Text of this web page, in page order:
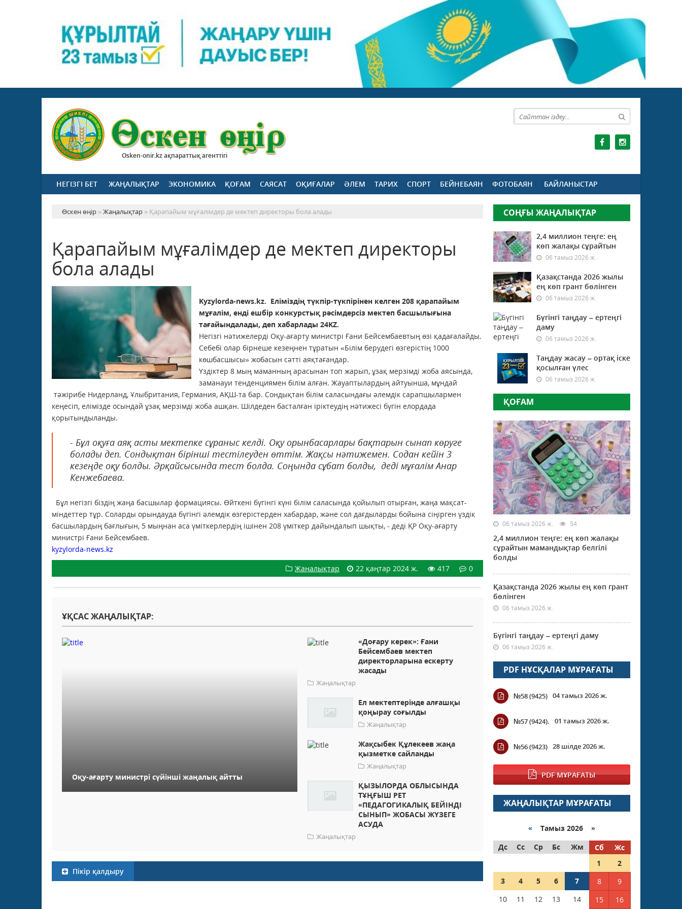
Osken-onir.kz ақпараттық агенттігі
НЕГІЗГІ БЕТ ЖАҢАЛЫҚТАР ЭКОНОМИКА ҚОҒАМ САЯСАТ ОҚИҒАЛАР ӘЛЕМ ТАРИХ СПОРТ БЕЙНЕБАЯН ФОТОБАЯН БАЙЛАНЫСТАР
Өскен өңір »Жаңалықтар » Қарапайым мұғалімдер де мектеп директоры бола алады
Қарапайым мұғалімдер де мектеп директоры
бола алады
Kyzylorda-news.kz. Еліміздің түкпір-түкпірінен келген 208 қарапайым
мұғалім, енді ешбір конкурстық рәсімдерсіз мектеп басшылығына
тағайындалады, деп хабарлады 24KZ.
Негізгі нәтижелерді Оқу-ағарту министрі Ғани Бейсембаевтың өзі қадағалайды.
Себебі олар бірнеше кезеңнен тұратын «Білім берудегі өзгерістің 1000
көшбасшысы» жобасын сәтті аяқтағандар.
Үздіктер 8 мың маманның арасынан топ жарып, ұзақ мерзімді жоба аясында,
заманауи тенденциямен білім алған. Жауаптылардың айтуынша, мұндай
тәжірибе Нидерланд, Ұлыбритания, Германия, АҚШ-та бар. Сондықтан білім саласындағы әлемдік сарапшылармен
кеңесіп, елімізде осындай ұзақ мерзімді жоба ашқан. Шілдеден басталған іріктеудің нәтижесі бүгін елордада
қорытындыланды.
- Бұл оқуға аяқ асты мектепке сұраныс келді. Оқу орынбасарлары бақтарын сынап көруге
болады деп. Сондықтан бірінші тестілеуден өттім. Жақсы нәтижемен. Содан кейін 3
кезеңде оқу болды. Әрқайсысында тест болда. Соңында сұбат болды, деді мұғалім Анар
Кенжебаева.
Бұл негізгі біздің жаңа басшылар формациясы. Өйткені бүгінгі күні білім саласында қойылып отырған, жаңа мақсат-
міндеттер тұр. Соларды орындауда бүгінгі әлемдік өзгерістерден хабардар, және сол дағдыларды бойына сіңірген үздік
басшылардың бағлығын, 5 мыңнан аса үміткерлердің ішінен 208 үміткер дайындалып шықты, - деді ҚР Оқу-ағарту
министрі Ғани Бейсембаев.
kyzylorda-news.kz
Жаңалықтар
22 қаңтар 2024 ж. 417 0
ҰҚСАС ЖАҢАЛЫҚТАР:
Оқу-ағарту министрі сүйінші жаңалық айтты
«Доғару керек»: Ғани
Бейсембаев мектеп
директорларына ескерту
жасады
Жаңалықтар
Ел мектептерінде алғашқы
қоңырау соғылды
Жаңалықтар
Жақсыбек Құлекеев жаңа
қызметке сайланды
Жаңалықтар
ҚЫЗЫЛОРДА ОБЛЫСЫНДА
ТҰҢҒЫШ РЕТ
«ПЕДАГОГИКАЛЫҚ БЕЙІНДІ
СЫНЫП» ЖОБАСЫ ЖҮЗЕГЕ
АСУДА
Жаңалықтар
Пікір қалдыру
СОҢҒЫ ЖАҢАЛЫҚТАР
2,4 миллион теңге: ең
көп жалақы сұрайтын
06 тамыз 2026 ж.
Қазақстанда 2026 жылы
ең көп грант бөлінген
06 тамыз 2026 ж.
Бүгінгі таңдау – ертеңгі
даму
06 тамыз 2026 ж.
Таңдау жасау – ортақ іске
қосылған үлес
06 тамыз 2026 ж.
ҚОҒАМ
06 тамыз 2026 ж. 54
2,4 миллион теңге: ең көп жалақы
сұрайтын мамандықтар белгілі
болды
Қазақстанда 2026 жылы ең көп грант
бөлінген
06 тамыз 2026 ж.
Бүгінгі таңдау – ертеңгі даму
06 тамыз 2026 ж.
PDF НҰСҚАЛАР МҰРАҒАТЫ
№58 (9425) 04 тамыз 2026 ж.
№57 (9424). 01 тамыз 2026 ж.
№56 (9423) 28 шілде 2026 ж.
PDF МҰРАҒАТЫ
ЖАҢАЛЫҚТАР МҰРАҒАТЫ
« Тамыз 2026 »
Дс
Сс Ср Бс Жм Сб
Жс
1
2
3
4 5 6 7 8
9
10
11 12 13 14 15 16